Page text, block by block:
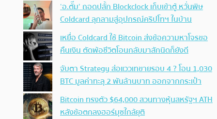
‘อ.ตั๊ม’ ถอดปลั้ก Blockclock เก็บเข้าตู้ หวั่นพิษ
Coldcard ลุกลามสู่อุปกรณ์คริปโทฯ ในบ้าน
เหยื่อ Coldcard ใช้ Bitcoin ส่งข้อความหาโจรขอ
คืนเงิน ตัดพ้อชีวิตโอนกลับมาสักนิดก็ยังดี
จับตา Strategy ส่อแววเทขายรอบ 4 ? โอน 1,030
BTC มูลค่าทะลุ 2 พันล้านบาท ออกจากกระเป๋า
Bitcoin ทรงตัว $64,000 สวนทางหุ้นสหรัฐฯ ATH
หลังข้อตกลงฮอร์มุซใกล้ยุติ